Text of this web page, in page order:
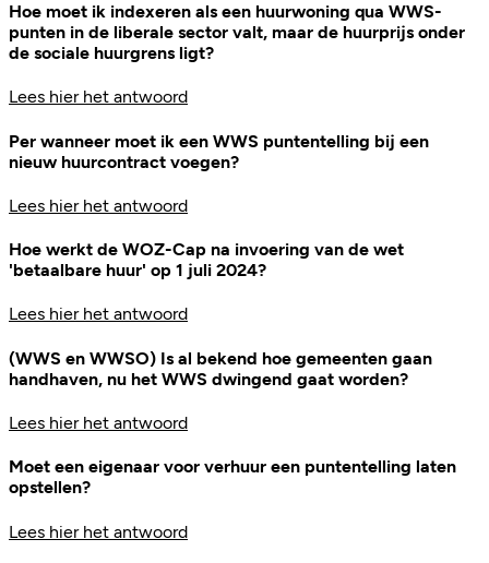
Hoe moet ik indexeren als een huurwoning qua WWS-
punten in de liberale sector valt, maar de huurprijs onder
de sociale huurgrens ligt?
Lees hier het antwoord
Per wanneer moet ik een WWS puntentelling bij een
nieuw huurcontract voegen?
Lees hier het antwoord
Hoe werkt de WOZ-Cap na invoering van de wet
'betaalbare huur' op 1 juli 2024?
Lees hier het antwoord
(WWS en WWSO) Is al bekend hoe gemeenten gaan
handhaven, nu het WWS dwingend gaat worden?
Lees hier het antwoord
Moet een eigenaar voor verhuur een puntentelling laten
opstellen?
Lees hier het antwoord